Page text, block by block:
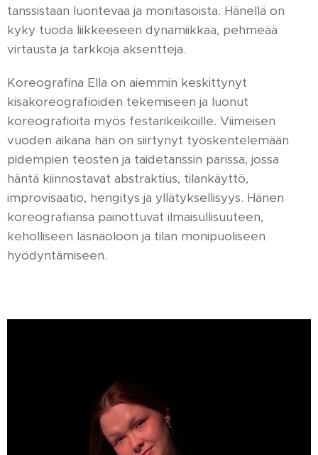
tanssistaan luontevaa ja monitasoista. Hänellä on
kyky tuoda liikkeeseen dynamiikkaa, pehmeää
virtausta ja tarkkoja aksentteja.
Koreografina Ella on aiemmin keskittynyt
kisakoreografioiden tekemiseen ja luonut
koreografioita myös festarikeikoille. Viimeisen
vuoden aikana hän on siirtynyt työskentelemään
pidempien teosten ja taidetanssin parissa, jossa
häntä kiinnostavat abstraktius, tilankäyttö,
improvisaatio, hengitys ja yllätyksellisyys. Hänen
koreografiansa painottuvat ilmaisullisuuteen,
keholliseen läsnäoloon ja tilan monipuoliseen
hyödyntämiseen.